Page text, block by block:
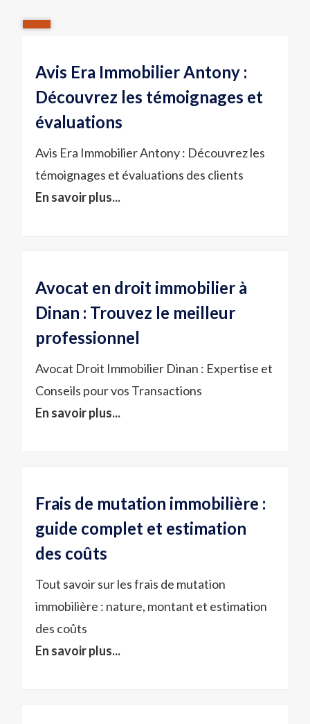
Avis Era Immobilier Antony :
Découvrez les témoignages et
évaluations
Avis Era Immobilier Antony : Découvrez les
témoignages et évaluations des clients
En savoir plus...
Avocat en droit immobilier à
Dinan : Trouvez le meilleur
professionnel
Avocat Droit Immobilier Dinan : Expertise et
Conseils pour vos Transactions
En savoir plus...
Frais de mutation immobilière :
guide complet et estimation
des coûts
Tout savoir sur les frais de mutation
immobilière : nature, montant et estimation
des coûts
En savoir plus...